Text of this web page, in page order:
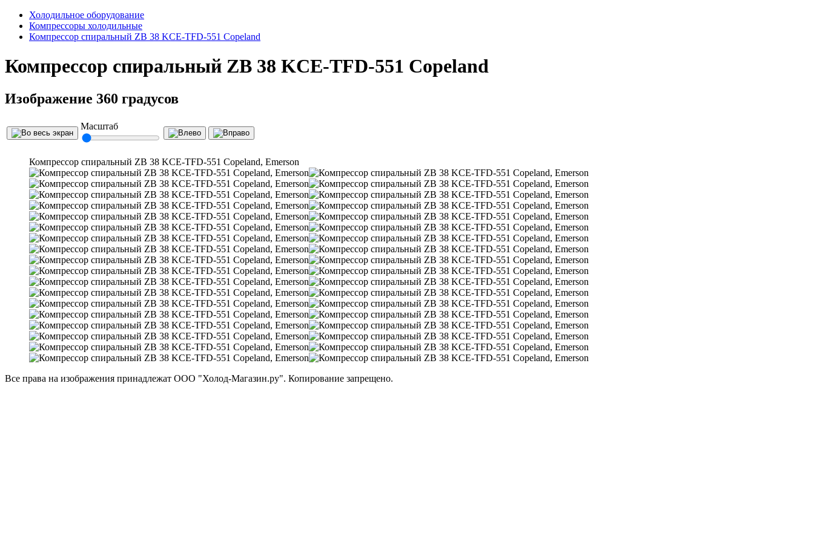
Холодильное оборудование
Компрессоры холодильные
Компрессор спиральный ZB 38 KCE-TFD-551 Copeland
Компрессор спиральный ZB 38 KCE-TFD-551 Copeland
Изображение 360 градусов
Масштаб
Компрессор спиральный ZB 38 KCE-TFD-551 Copeland, Emerson
Все права на изображения принадлежат ООО "Холод-Магазин.ру". Копирование запрещено.